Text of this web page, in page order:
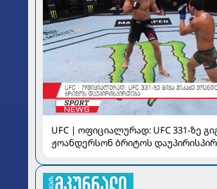
UFC | ოფიციალურად: UFC 331-ზე
ჟოანდერსონ ბრიტოს